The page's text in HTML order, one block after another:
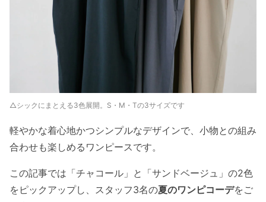
△シックにまとえる3色展開。S・M・Tの3サイズです
軽やかな着心地かつシンプルなデザインで、小物との組み
合わせも楽しめるワンピースです。
この記事では「チャコール」と「サンドベージュ」の2色
をピックアップし、スタッフ3名の夏のワンピコーデをご